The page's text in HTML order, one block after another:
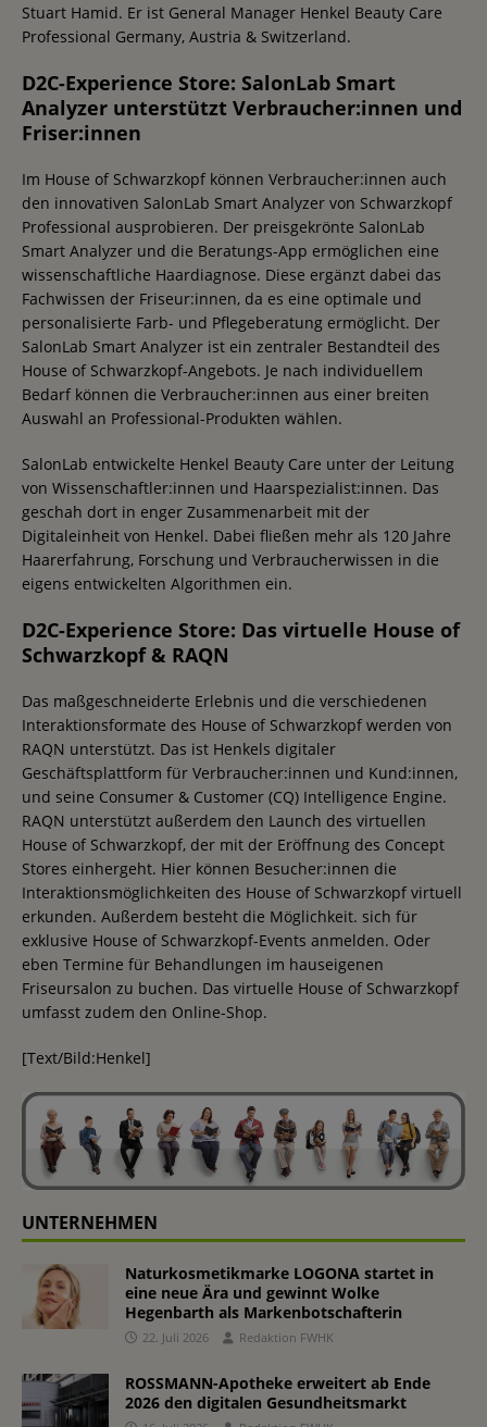
Stuart Hamid. Er ist General Manager Henkel Beauty Care
Professional Germany, Austria & Switzerland.
D2C-Experience Store: SalonLab Smart
Analyzer unterstützt Verbraucher:innen und
Friser:innen
Im House of Schwarzkopf können Verbraucher:innen auch
den innovativen SalonLab Smart Analyzer von Schwarzkopf
Professional ausprobieren. Der preisgekrönte SalonLab
Smart Analyzer und die Beratungs-App ermöglichen eine
wissenschaftliche Haardiagnose. Diese ergänzt dabei das
Fachwissen der Friseur:innen, da es eine optimale und
personalisierte Farb- und Pflegeberatung ermöglicht. Der
SalonLab Smart Analyzer ist ein zentraler Bestandteil des
House of Schwarzkopf-Angebots. Je nach individuellem
Bedarf können die Verbraucher:innen aus einer breiten
Auswahl an Professional-Produkten wählen.
SalonLab entwickelte Henkel Beauty Care unter der Leitung
von Wissenschaftler:innen und Haarspezialist:innen. Das
geschah dort in enger Zusammenarbeit mit der
Digitaleinheit von Henkel. Dabei fließen mehr als 120 Jahre
Haarerfahrung, Forschung und Verbraucherwissen in die
eigens entwickelten Algorithmen ein.
D2C-Experience Store: Das virtuelle House of
Schwarzkopf & RAQN
Das maßgeschneiderte Erlebnis und die verschiedenen
Interaktionsformate des House of Schwarzkopf werden von
RAQN unterstützt. Das ist Henkels digitaler
Geschäftsplattform für Verbraucher:innen und Kund:innen,
und seine Consumer & Customer (CQ) Intelligence Engine.
RAQN unterstützt außerdem den Launch des virtuellen
House of Schwarzkopf, der mit der Eröffnung des Concept
Stores einhergeht. Hier können Besucher:innen die
Interaktionsmöglichkeiten des House of Schwarzkopf virtuell
erkunden. Außerdem besteht die Möglichkeit. sich für
exklusive House of Schwarzkopf-Events anmelden. Oder
eben Termine für Behandlungen im hauseigenen
Friseursalon zu buchen. Das virtuelle House of Schwarzkopf
umfasst zudem den Online-Shop.
[Text/Bild:Henkel]
UNTERNEHMEN
Naturkosmetikmarke LOGONA startet in
eine neue Ära und gewinnt Wolke
Hegenbarth als Markenbotschafterin
22. Juli 2026 Redaktion FWHK
ROSSMANN-Apotheke erweitert ab Ende
2026 den digitalen Gesundheitsmarkt